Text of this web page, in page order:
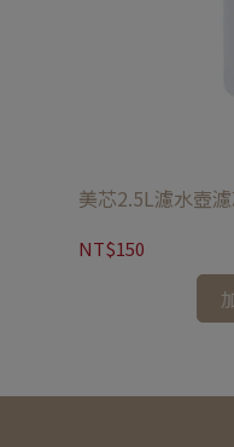
美芯2.5L濾水壺濾
NT$150